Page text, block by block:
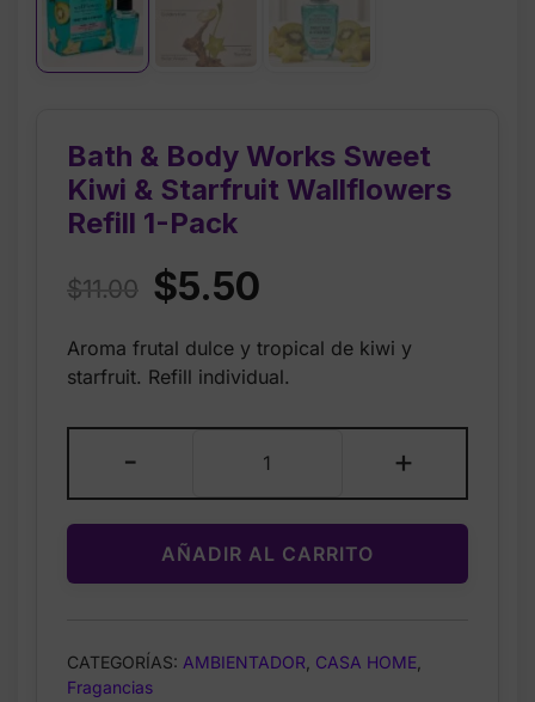
Bath & Body Works Sweet
Kiwi & Starfruit Wallflowers
Refill 1-Pack
$11.00 Original
was:
$5.50
is:
Aroma frutal dulce y tropical de kiwi y
starfruit. Refill individual.
-
&
Body
Works
Sweet
Kiwi
Wallflowers
+
AÑADIR AL CARRITO
CATEGORÍAS: AMBIENTADOR CASA HOME
Fragancias